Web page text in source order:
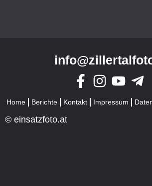
Home Berichte Kontakt Impressum
© einsatzfoto.at